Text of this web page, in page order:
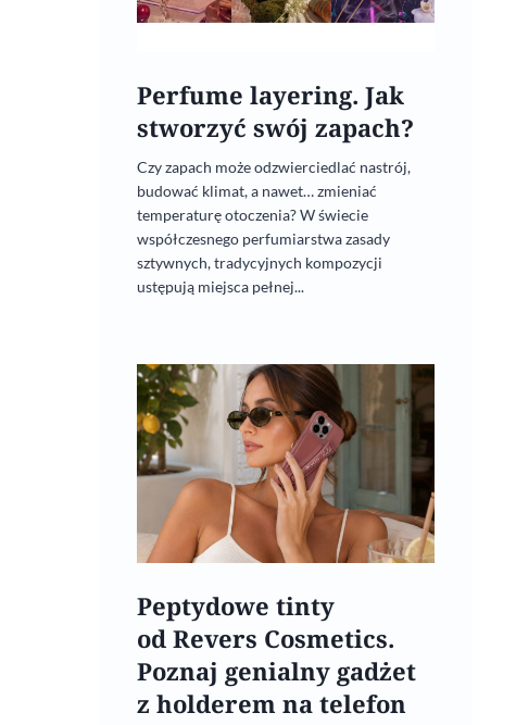
Perfume layering. Jak
stworzyć swój zapach?
Czy zapach może odzwierciedlać nastrój,
budować klimat, a nawet… zmieniać
temperaturę otoczenia? W świecie
współczesnego perfumiarstwa zasady
sztywnych, tradycyjnych kompozycji
ustępują miejsca pełnej...
Peptydowe tinty
od Revers Cosmetics.
Poznaj genialny gadżet
z holderem na telefon